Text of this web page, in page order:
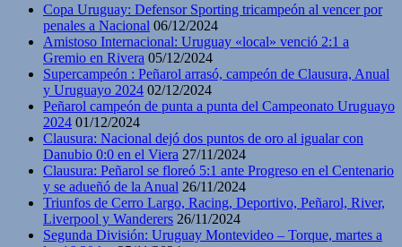
Copa Uruguay: Defensor Sporting tricampeón al vencer por
penales a Nacional 06/12/2024
Amistoso Internacional: Uruguay «local» venció 2:1 a
Gremio en Rivera 05/12/2024
Supercampeón : Peñarol arrasó, campeón de Clausura, Anual
y Uruguayo 2024 02/12/2024
Peñarol campeón de punta a punta del Campeonato Uruguayo
2024 01/12/2024
Clausura: Nacional dejó dos puntos de oro al igualar con
Danubio 0:0 en el Viera 27/11/2024
Clausura: Peñarol se floreó 5:1 ante Progreso en el Centenario
y se adueñó de la Anual 26/11/2024
Triunfos de Cerro Largo, Racing, Deportivo, Peñarol, River,
Liverpool y Wanderers 26/11/2024
Segunda División: Uruguay Montevideo – Torque, martes a